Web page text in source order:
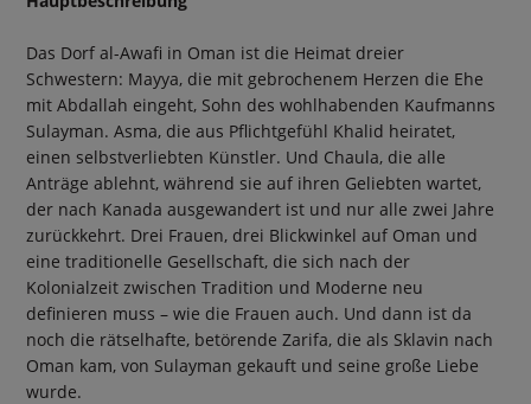
Das Dorf al-Awafi in Oman ist die Heimat dreier
Schwestern: Mayya, die mit gebrochenem Herzen die Ehe
mit Abdallah eingeht, Sohn des wohlhabenden Kaufmanns
Sulayman. Asma, die aus Pflichtgefühl Khalid heiratet,
einen selbstverliebten Künstler. Und Chaula, die alle
Anträge ablehnt, während sie auf ihren Geliebten wartet,
der nach Kanada ausgewandert ist und nur alle zwei Jahre
zurückkehrt. Drei Frauen, drei Blickwinkel auf Oman und
eine traditionelle Gesellschaft, die sich nach der
Kolonialzeit zwischen Tradition und Moderne neu
definieren muss – wie die Frauen auch. Und dann ist da
noch die rätselhafte, betörende Zarifa, die als Sklavin nach
Oman kam, von Sulayman gekauft und seine große Liebe
wurde.